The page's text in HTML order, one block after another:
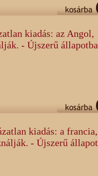
kiadás: az Angol,
- Újszerű
kiadás: a francia,
- Újszerű